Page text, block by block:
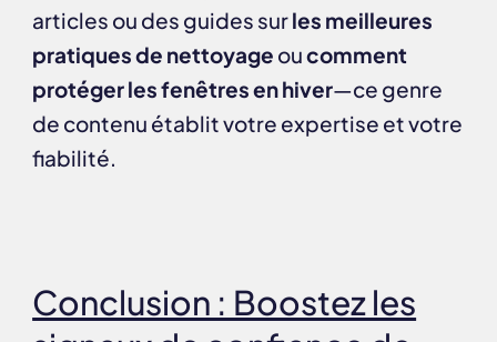
articles ou des guides surles meilleures
pratiques de nettoyage oucomment
protéger les fenêtres en hiver—ce genre
de contenu établit votre expertise et votre
fiabilité.
Conclusion : Boostez les